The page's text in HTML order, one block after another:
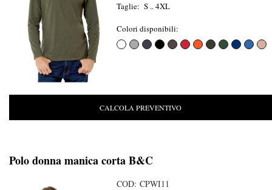
Taglie: S .. 4XL
Colori disponibili:
CALCOLA PREVENTIVO
Polo donna manica corta B&C
COD: CPWI11